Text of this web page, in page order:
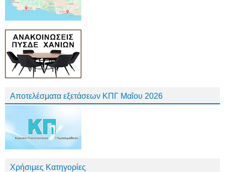
Αποτελέσματα εξετάσεων ΚΠΓ Μαΐου 2026
Χρήσιμες Κατηγορίες